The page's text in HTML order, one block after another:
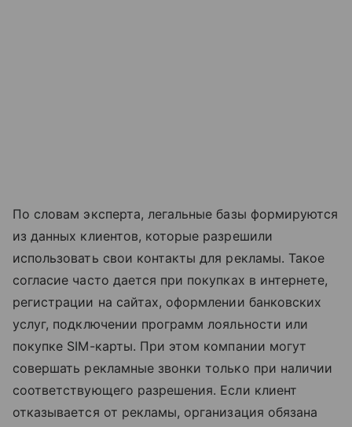
По словам эксперта, легальные базы формируются
из данных клиентов, которые разрешили
использовать свои контакты для рекламы. Такое
согласие часто дается при покупках в интернете,
регистрации на сайтах, оформлении банковских
услуг, подключении программ лояльности или
покупке SIM-карты. При этом компании могут
совершать рекламные звонки только при наличии
соответствующего разрешения. Если клиент
отказывается от рекламы, организация обязана